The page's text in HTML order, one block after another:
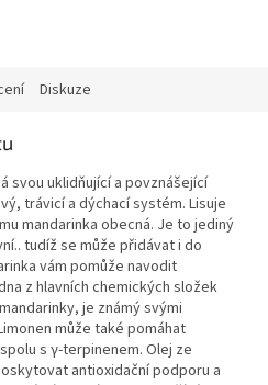
Diskuze
svou uklidňující a povznášející
trávicí a dýchací systém. Lisuje
mandarinka obecná. Je to jediný
tudíž se může přidávat i do
vám pomůže navodit
z hlavních chemických složek
je známý svými
může také pomáhat
s γ-terpinenem. Olej ze
antioxidační podporu a